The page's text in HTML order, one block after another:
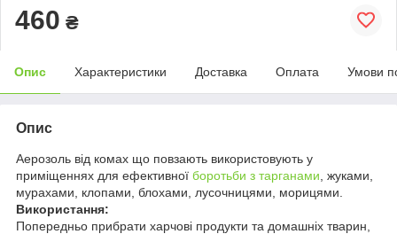
460 ₴
Опис Характеристики Доставка Оплата Умови
Опис
Аерозоль від комах що повзають використовують у
приміщеннях для ефективної боротьби з тарганами , жуками,
мурахами, клопами, блохами, лусочницями, морицями.
Використання:
Попередньо прибрати харчові продукти та домашніх тварин,